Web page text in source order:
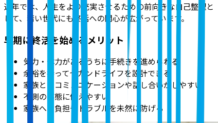
近年では、人生をより充実させるための前向きな自己整理と
して、若い世代にも終活への関心が広がっています。
早期に終活を始めるメリット
気力・体力があるうちに手続きを進められる
余裕を持ってセカンドライフを設計できる
家族とのコミュニケーションや話し合いがしやすい
不測の事態に備えやすい
家族への負担やトラブルを未然に防げる